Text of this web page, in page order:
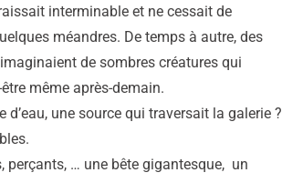
interminable et ne cessait de
méandres. De temps à autre, des
de sombres créatures qui
même après-demain.
une source qui traversait la galerie ?
perçants, … une bête gigantesque, un